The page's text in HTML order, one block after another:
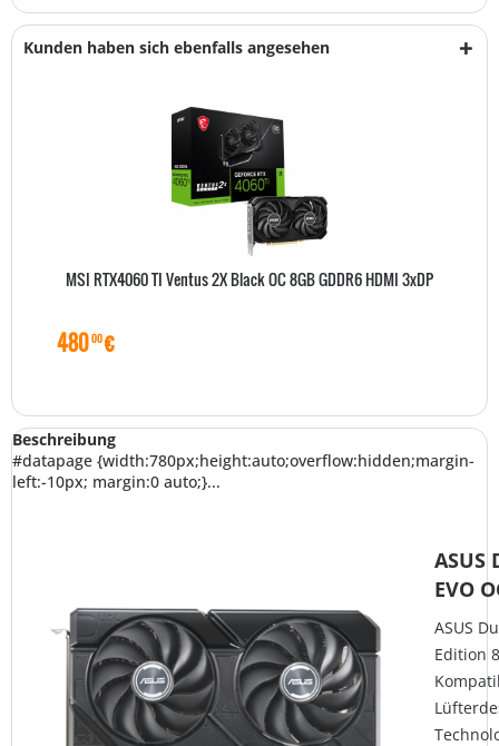
Kunden haben sich ebenfalls angesehen
MSI RTX4060 TI Ventus 2X Black OC 8GB GDDR6 HDMI 3xDP
48000€
Beschreibung
#datapage {width:780px;height:auto;overflow:hidden;margin-
left:-10px; margin:0 auto;}...
ASUS
EVO
ASUS
Edition